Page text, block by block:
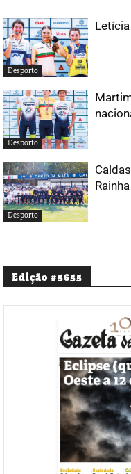
Desporto
Desporto
Desporto
Edição #5655